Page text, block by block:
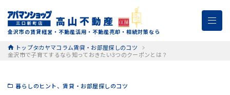
金沢市の賃貸経営・不動産活用・不動産売却・相続対策なら
トップタカヤマコラム賃貸・お部屋探しのコツ
金沢市で子育てするなら知っておきたい3つのクーポンとは？
暮らしのヒント 賃貸・お部屋探しのコツ